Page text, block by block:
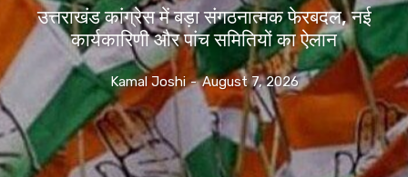
उत्तराखंड कांग्रेस में बड़ा संगठनात्मक फेरबदल, नई
कार्यकारिणी और पांच समितियों का ऐलान
Kamal Joshi - August 7, 2026